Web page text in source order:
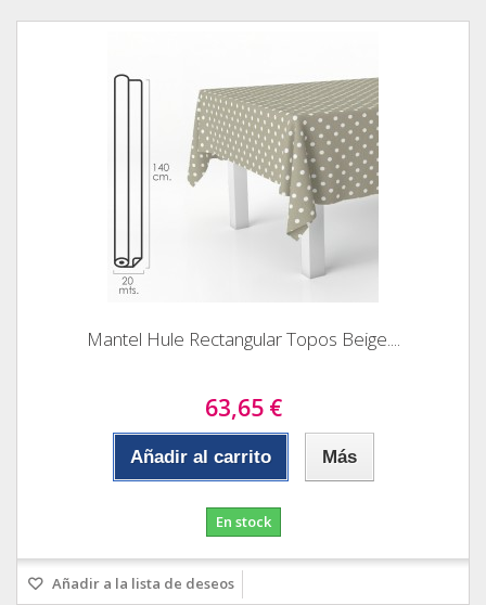
Mantel Hule Rectangular Topos Beige....
63,65 €
Añadir al carrito Más
En stock
Añadir a la lista de deseos